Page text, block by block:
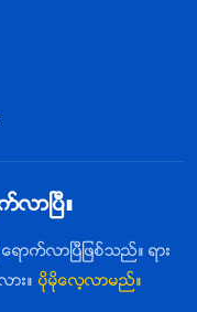
ာၿပီ။
က္လာၿပီျဖစ္သည္။ ရား
း။ ပိုမိုေလ့လာမည္။